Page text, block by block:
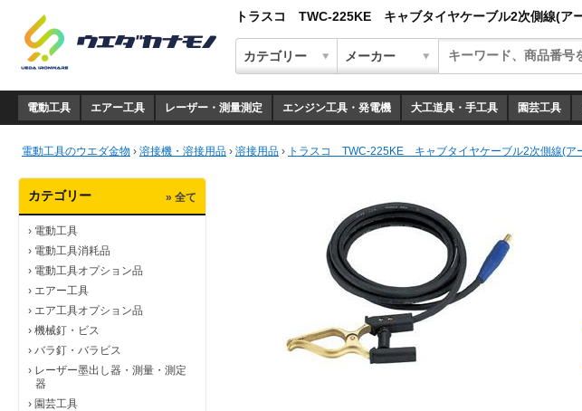
トラスコ TWC-225KE キャブタイヤケーブル2次側線(ア
電動工具 エアー工具 レーザー・測量測定 エンジン工具・発電機 大工道具・手工具 園芸工具
電動工具のウエダ金物 › 溶接機・溶接用品 › 溶接用品 › トラスコ TWC-225KE キャブタイヤケーブル2次側線(ア
カテゴリー » 全て
› 電動工具
› 電動工具消耗品
› 電動工具オプション品
› エアー工具
› エア工具オプション品
› 機械釘・ビス
› バラ釘・バラビス
› レーザー墨出し器・測量・測定
器
› 園芸工具